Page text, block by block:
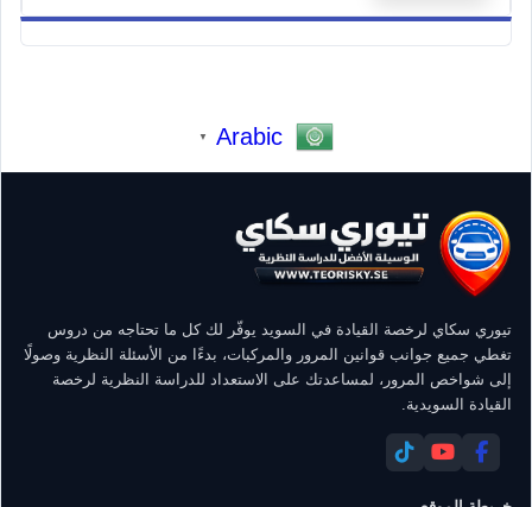
Arabic
▼
تيوري سكاي لرخصة القيادة في السويد يوفّر لك كل ما تحتاجه من دروس
تغطي جميع جوانب قوانين المرور والمركبات، بدءًا من الأسئلة النظرية وصولًا
إلى شواخص المرور، لمساعدتك على الاستعداد للدراسة النظرية لرخصة
القيادة السويدية.